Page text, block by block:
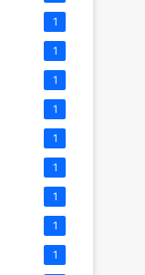
1
1
1
1
1
1
1
1
1